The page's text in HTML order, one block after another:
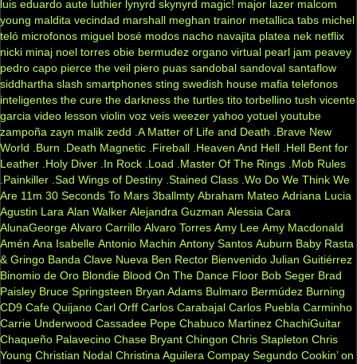
luis eduardo aute luthier lynyrd skynyrd magic! major lazer malcom
young maldita vecindad marshall meghan trainor metallica tabs michel
teló microfonos miguel bosé modos nacho navajita platea nek netflix
nicki minaj noel torres obie bermudez organo virtual pearl jam peavey
pedro capo pierce the veil piero puas sandobal sandoval santaflow
siddhartha slash smartphones sting swedish house mafia telefonos
inteligentes the cure the darkness the turtles tito torbellino tush vicente
garcia video lesson violin voz veis weezer yahoo yotuel youtube
zampoña zayn malik zedd .A Matter of Life and Death
.Brave New
World
.Burn .Death Magnetic .Fireball .Heaven And Hell .Hell Bent for
Leather .Holy Diver .In Rock .Load .Master Of The Rings .Mob Rules
.Painkiller .Sad Wings of Destiny .Stained Class .Wo Do We Think We
Are 11m 30 Seconds To Mars 3ballmty Abraham Mateo Adriana Lucia
Agustin Lara Alan Walker Alejandra Guzman Alessia Cara
AlunaGeorge Alvaro Carrillo Alvaro Torres Amy Lee Amy Macdonald
Amén Ana Isabelle Antonio Machin Antony Santos Auburn Baby Rasta
& Gringo Banda Clave Nueva Ben Rector Bienvenido Julian Guitiérrez
Binomio de Oro Blondie Blood On The Dance Floor Bob Seger Brad
Paisley Bruce Springsteen Bryan Adams Bulmaro Bermúdez Burning
CD9 Cafe Quijano Carl Orff Carlos Carabajal Carlos Puebla Carminho
Carrie Underwood Cassadee Pope Chabuco Martinez ChachiGuitar
Chaqueño Palavecino Chase Bryant Chingon Chris Stapleton Chris
Young Christian Nodal Christina Aguilera Compay Segundo Cookin’ on